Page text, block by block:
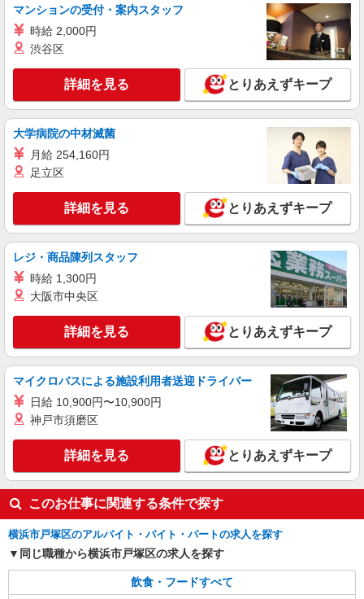
キープ 詳細を見る
アルバイト
ケンタッキーフライドチキン イオン東戸塚店
カウンター・キッチンスタッフ ＜優先募集日
時＞土日祝 フルタイム
神奈川県横浜市戸塚区品濃町535－1 イオン
東戸塚4F
キープ 詳細を見る
アルバイト パート
ケンタッキーフライドチキン 戸塚店
カウンター・キッチンスタッフ ＜優先募集日
時給1260円 ＜高校生＞時給1230円
神奈川県横浜市戸塚区戸塚町55
キープ 詳細を見る
アルバイト パート
すき家 戸塚南店
すき家の店舗スタッフ（接客・調理・清掃な
ど）
時給1,250円 ※22:00〜翌5:00：時給1,563円 ※
高校生時給1,225円 ※早朝手当（5:00〜9:00）時給
＋150円神奈川県横浜市戸塚区東俣野町1029-1
キープ 詳細を見る
マンションの受付・案内スタッフ
時給 2,000円
渋谷区
詳細を見る とりあえずキープ
大学病院の中材滅菌
月給 254,160円
足立区
詳細を見る とりあえずキープ
レジ・商品陳列スタッフ
時給 1,300円
大阪市中央区
詳細を見る とりあえずキープ
マイクロバスによる施設利用者送迎ドライバー
日給 10,900円〜10,900円
神戸市須磨区
詳細を見る とりあえずキープ
このお仕事に関連する条件で探す
横浜市戸塚区のアルバイト・バイト・パートの求人を探す
同じ職種から横浜市戸塚区の求人を探す
飲食・フードすべて